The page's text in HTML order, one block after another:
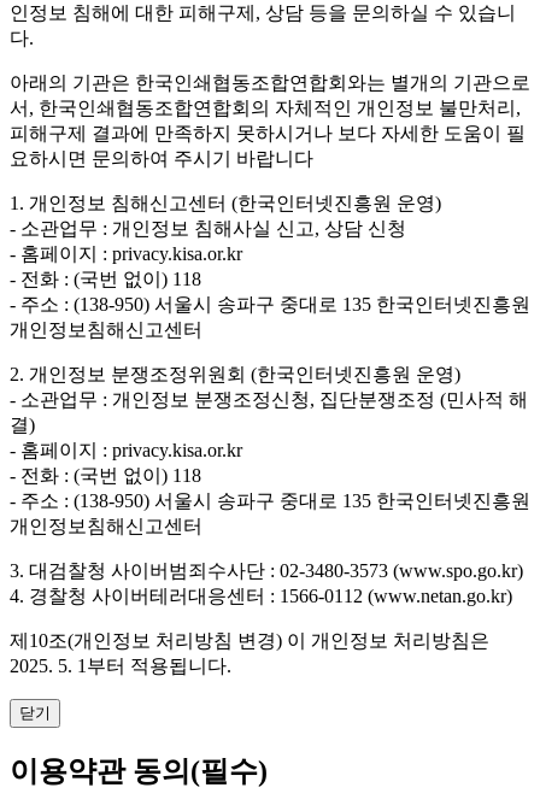
인정보 침해에 대한 피해구제, 상담 등을 문의하실 수 있습니
다.
아래의 기관은 한국인쇄협동조합연합회와는 별개의 기관으로
서, 한국인쇄협동조합연합회의 자체적인 개인정보 불만처리,
피해구제 결과에 만족하지 못하시거나 보다 자세한 도움이 필
요하시면 문의하여 주시기 바랍니다
1. 개인정보 침해신고센터 (한국인터넷진흥원 운영)
- 소관업무 : 개인정보 침해사실 신고, 상담 신청
- 홈페이지 : privacy.kisa.or.kr
- 전화 : (국번 없이) 118
- 주소 : (138-950) 서울시 송파구 중대로 135 한국인터넷진흥원
개인정보침해신고센터
2. 개인정보 분쟁조정위원회 (한국인터넷진흥원 운영)
- 소관업무 : 개인정보 분쟁조정신청, 집단분쟁조정 (민사적 해
결)
- 홈페이지 : privacy.kisa.or.kr
- 전화 : (국번 없이) 118
- 주소 : (138-950) 서울시 송파구 중대로 135 한국인터넷진흥원
개인정보침해신고센터
3. 대검찰청 사이버범죄수사단 : 02-3480-3573 (www.spo.go.kr)
4. 경찰청 사이버테러대응센터 : 1566-0112 (www.netan.go.kr)
제10조(개인정보 처리방침 변경) 이 개인정보 처리방침은
2025. 5. 1부터 적용됩니다.
닫기
이용약관 동의 (필수)